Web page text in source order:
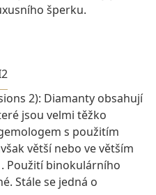
šperku.
2): Diamanty obsahují
jsou velmi těžko
s použitím
větší nebo ve větším
Použití binokulárního
Stále se jedná o